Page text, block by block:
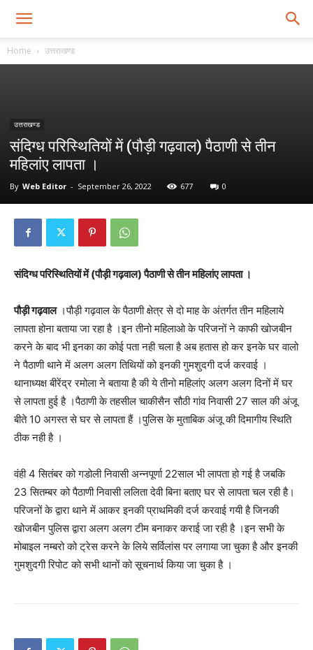
Home उत्तराखण्ड
उत्तराखण्ड
संदिग्ध परिस्थितियों में (पौड़ी गढ़वाल) पैठाणी से तीन
महिलांए लापता ।
By Web Editor - September 26, 2022 677 0
संदिग्ध परिस्थितियों में (पौड़ी गढ़वाल) पैठाणी से तीन महिलांए लापता ।
पौड़ी गढ़वाल।पौड़ी गढ़वाल के पैठाणी क्षेत्र से दो माह के अंतर्गत तीन महिलाये
लापता होना बताया जा रहा है ।इन तीनो महिलाओ के परिजनों ने काफी खोजबीन
करने के बाद भी इनका का कोई पता नही चला है अब हतास हो कर इनके घर वालो
ने पैठाणी थाने में अलग अलग तिथियों को इनकी गुमशुदगी दर्ज करवाई ।
थानाध्यक्ष बीरेंद्र रमोला ने बताया है की ये तीनो महिलांए अलग अलग दिनों में घर
से लापता हुई है ।पैठाणी के तहसील चाकीसैन सौठी गांव निवासी 27 साल की अंजू
बीते 10 अगस्त से घर से लापता हैं ।पुलिस के मुताबिक अंजू की दिमागीय स्थिति
ठीक नही है ।
वंही 4 सितंबर को गडोली निवासी अन्नपूर्णा 22साल भी लापता हो गई है जबकि
23 सितम्बर को पैठाणी निवासी ललिता देवी बिना बताए घर से लापता चल रही है।
परिजनों के द्वारा थाने में आकर इनकी प्राथमिकी दर्ज करवाई गयी है जिनकी
खोजबीन पुलिस द्वारा अलग अलग टीम बनाकर कराई जा रही है ।इन सभी के
मोबाइल नम्बरो को ट्रेस करने के लिये सर्विलांस पर लगाया जा चुका है और इनकी
गुमशुदगी रिपोट को सभी थानों को सूचनार्थ किया जा चुका है ।